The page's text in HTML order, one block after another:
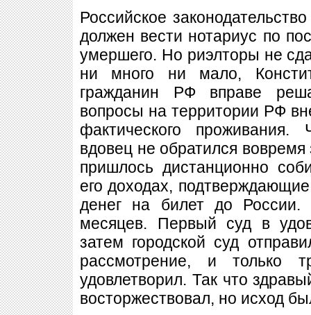
Российское
должен вести нотариус по
умершего. Но риэлторы не
ни много ни мало,
гражданин РФ вправе
вопросы на территории РФ
фактического
вдовец не обратился
пришлось дистанционно
его доходах,
денег на билет до России.
месяцев. Первый суд в
затем городской суд
рассмотрение, и только
удовлетворил. Так что
восторжествовал, но исход